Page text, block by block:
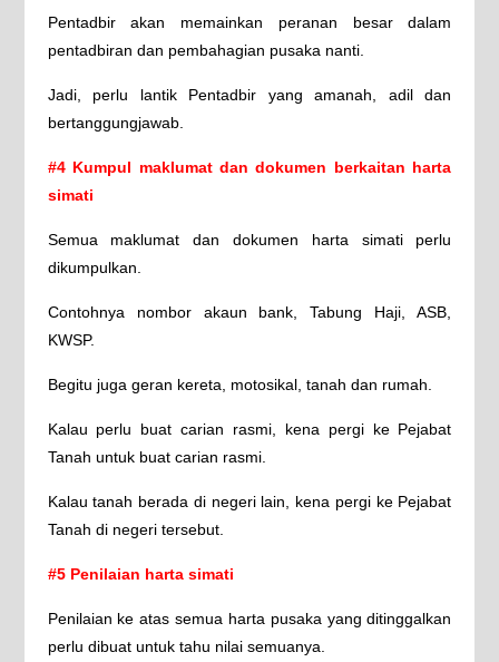
Pentadbir akan memainkan peranan besar dalam
pentadbiran dan pembahagian pusaka nanti.
Jadi, perlu lantik Pentadbir yang amanah, adil dan
bertanggungjawab.
#4 Kumpul maklumat dan dokumen berkaitan harta
simati
Semua maklumat dan dokumen harta simati perlu
dikumpulkan.
Contohnya nombor akaun bank, Tabung Haji, ASB,
KWSP.
Begitu juga geran kereta, motosikal, tanah dan rumah.
Kalau perlu buat carian rasmi, kena pergi ke Pejabat
Tanah untuk buat carian rasmi.
Kalau tanah berada di negeri lain, kena pergi ke Pejabat
Tanah di negeri tersebut.
#5 Penilaian harta simati
Penilaian ke atas semua harta pusaka yang ditinggalkan
perlu dibuat untuk tahu nilai semuanya.